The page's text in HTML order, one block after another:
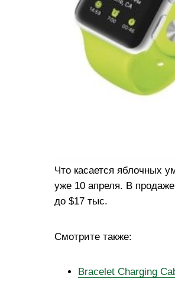
Что касается яблочных
уже 10 апреля. В
до $17 тыс.
Смотрите также:
Bracelet Charging